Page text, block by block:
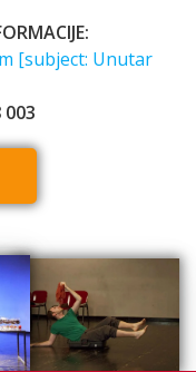
[subject: Unutar